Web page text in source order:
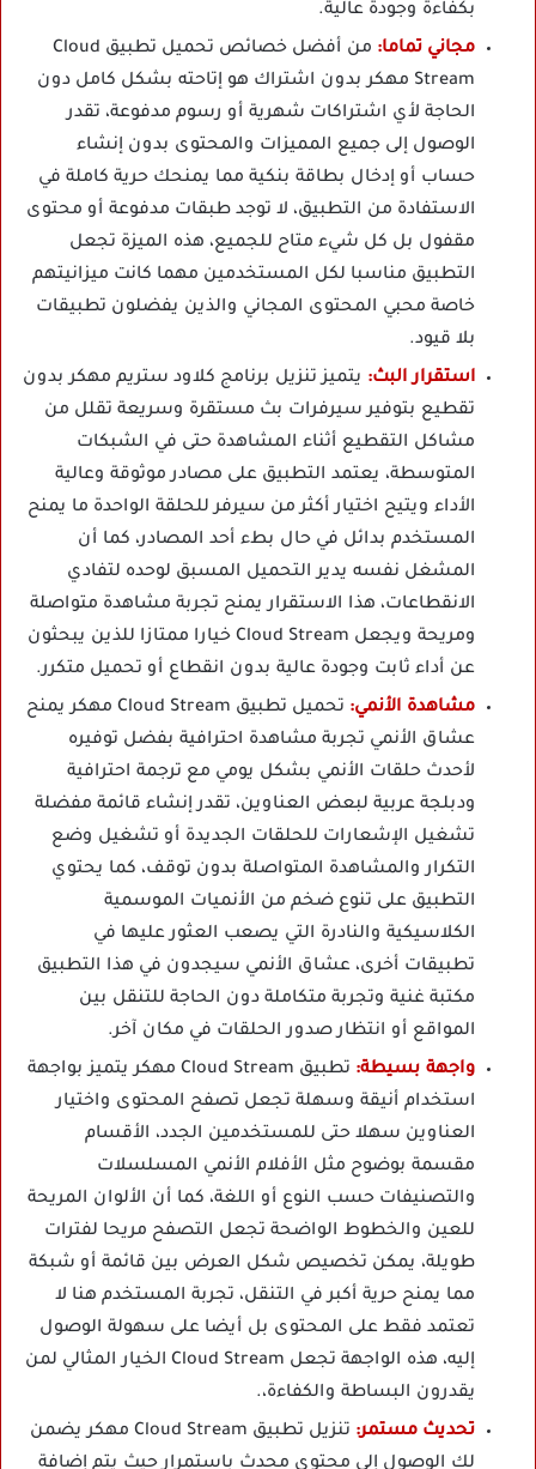
بكفاءة وجودة عالية.
مجاني تماما:
من أفضل خصائص تحميل تطبيق Cloud
Stream مهكر بدون اشتراك هو إتاحته بشكل كامل دون
الحاجة لأي اشتراكات شهرية أو رسوم مدفوعة، تقدر
الوصول إلى جميع المميزات والمحتوى بدون إنشاء
حساب أو إدخال بطاقة بنكية مما يمنحك حرية كاملة في
الاستفادة من التطبيق، لا توجد طبقات مدفوعة أو محتوى
مقفول بل كل شيء متاح للجميع، هذه الميزة تجعل
التطبيق مناسبا لكل المستخدمين مهما كانت ميزانيتهم
خاصة محبي المحتوى المجاني والذين يفضلون تطبيقات
بلا قيود.
استقرار البث: يتميز تنزيل برنامج كلاود ستريم مهكر بدون
تقطيع بتوفير سيرفرات بث مستقرة وسريعة تقلل من
مشاكل التقطيع أثناء المشاهدة حتى في الشبكات
المتوسطة، يعتمد التطبيق على مصادر موثوقة وعالية
الأداء ويتيح اختيار أكثر من سيرفر للحلقة الواحدة ما يمنح
المستخدم بدائل في حال بطء أحد المصادر، كما أن
المشغل نفسه يدير التحميل المسبق لوحده لتفادي
الانقطاعات، هذا الاستقرار يمنح تجربة مشاهدة متواصلة
ومريحة ويجعل Cloud Stream خيارا ممتازا للذين يبحثون
عن أداء ثابت وجودة عالية بدون انقطاع أو تحميل متكرر.
مشاهدة الأنمي:
تحميل تطبيق Cloud Stream مهكر يمنح
عشاق الأنمي تجربة مشاهدة احترافية بفضل توفيره
لأحدث حلقات الأنمي بشكل يومي مع ترجمة احترافية
ودبلجة عربية لبعض العناوين، تقدر إنشاء قائمة مفضلة
تشغيل الإشعارات للحلقات الجديدة أو تشغيل وضع
التكرار والمشاهدة المتواصلة بدون توقف، كما يحتوي
التطبيق على تنوع ضخم من الأنميات الموسمية
الكلاسيكية والنادرة التي يصعب العثور عليها في
تطبيقات أخرى، عشاق الأنمي سيجدون في هذا التطبيق
مكتبة غنية وتجربة متكاملة دون الحاجة للتنقل بين
المواقع أو انتظار صدور الحلقات في مكان آخر.
واجهة بسيطة:
تطبيق Cloud Stream مهكر يتميز بواجهة
استخدام أنيقة وسهلة تجعل تصفح المحتوى واختيار
العناوين سهلا حتى للمستخدمين الجدد، الأقسام
مقسمة بوضوح مثل الأفلام الأنمي المسلسلات
والتصنيفات حسب النوع أو اللغة، كما أن الألوان المريحة
للعين والخطوط الواضحة تجعل التصفح مريحا لفترات
طويلة، يمكن تخصيص شكل العرض بين قائمة أو شبكة
مما يمنح حرية أكبر في التنقل، تجربة المستخدم هنا لا
تعتمد فقط على المحتوى بل أيضا على سهولة الوصول
إليه، هذه الواجهة تجعل Cloud Stream الخيار المثالي لمن
يقدرون البساطة والكفاءة،.
تحديث مستمر:
تنزيل تطبيق Cloud Stream مهكر يضمن
لك الوصول إلى محتوى محدث باستمرار حيث يتم إضافة